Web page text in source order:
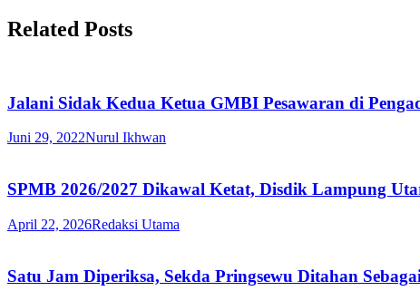
Related Posts
Jalani Sidak Kedua Ketua GMBI Pesawaran di
Juni 29, 2022Nurul Ikhwan
SPMB 2026/2027 Dikawal Ketat, Disdik Lampung
April 22, 2026Redaksi Utama
Satu Jam Diperiksa, Sekda Pringsewu Ditahan